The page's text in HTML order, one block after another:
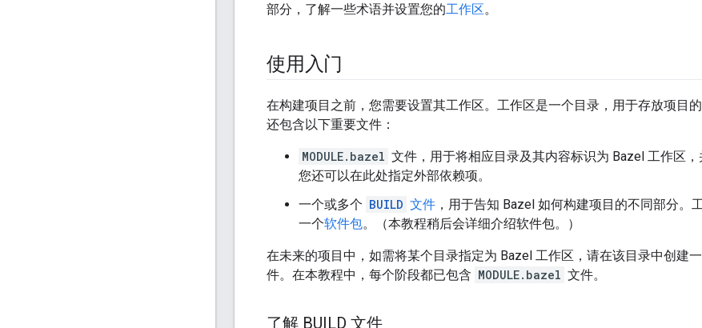
部分，了解一些术语并设置您的工作区。
使用入门
在构建项目之前，您需要设置其工作区。工作区是一个目录，用于存放项目
还包含以下重要文件：
MODULE.bazel 文件，用于将相应目录及其内容标识为 Bazel 工作区，
您还可以在此处指定外部依赖项。
一个或多个 BUILD 文件 ，用于告知 Bazel 如何构建项目的不同部分。
一个软件包。（本教程稍后会详细介绍软件包。）
在未来的项目中，如需将某个目录指定为 Bazel 工作区，请在该目录中创建
件。在本教程中，每个阶段都已包含 MODULE.bazel 文件。
了解 BUILD 文件